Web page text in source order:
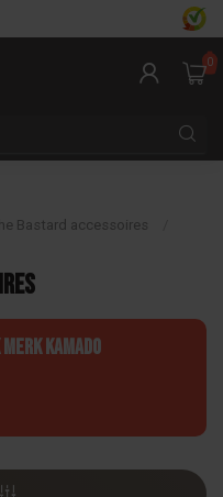
0
Bastard accessoires
Kamado